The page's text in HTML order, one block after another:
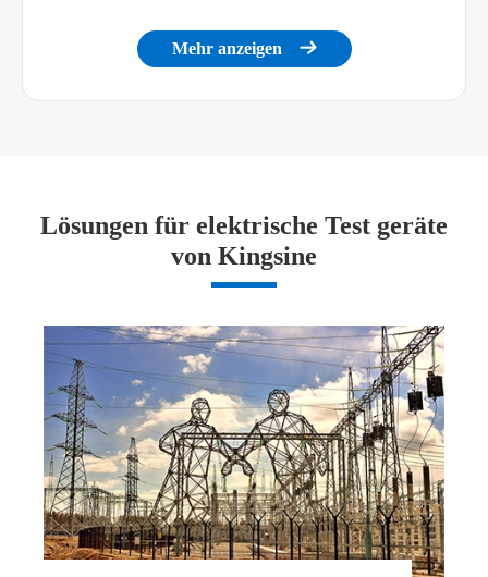
Mehr anzeigen 
Lösungen für elektrische Test geräte
von Kingsine